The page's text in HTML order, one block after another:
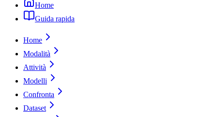
Home
Guida rapida
Home
Modalità
Attività
Modelli
Confronta
Dataset